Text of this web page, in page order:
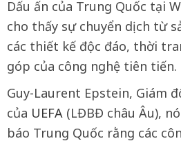
Dấu ấn của Trung Quốc tại
cho thấy sự chuyển dịch từ
các thiết kế độc đáo, thời
góp của công nghệ tiên tiến.
Guy-Laurent Epstein, Giám
của UEFA (LĐBĐ châu Âu),
báo Trung Quốc rằng các